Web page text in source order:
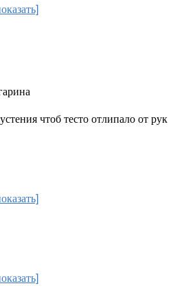
чтоб тесто отлипало от рук